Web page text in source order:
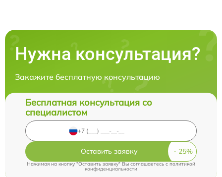
Нужна консультация?
Закажите бесплатную консультацию
Бесплатная консультация со
специалистом
Оставить заявку
Нажимая на кнопку "Оставить заявку" Вы соглашаетесь cполитикой
конфиденциальности